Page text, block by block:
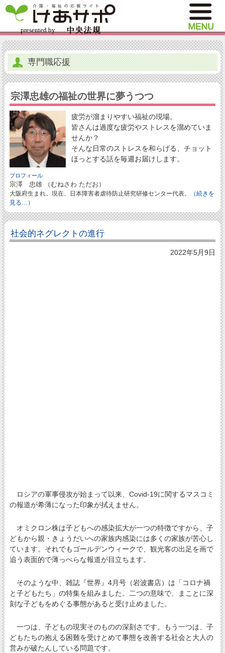
専門職応援
宗澤忠雄の福祉の世界に夢うつつ
疲労が溜まりやすい福祉の現場。
皆さんは過度な疲労やストレスを溜めていま
せんか？
そんな日常のストレスを和らげる、チョット
ほっとする話を毎週お届けします。
プロフィール
宗澤 忠雄 （むねさわ ただお）
大阪府生まれ。現在、日本障害者虐待防止研究研修センター代表。
（続きを
見る…）
社会的ネグレクトの進行
2022年5月9日
ロシアの軍事侵攻が始まって以来、Covid-19に関するマスコミ
の報道が希薄になった印象が拭えません。
オミクロン株は子どもへの感染拡大が一つの特徴ですから、子
どもから親・きょうだいへの家族内感染には多くの家族が苦心し
ています。それでもゴールデンウィークで、観光客の出足を画で
追う表面的で薄っぺらな報道が目立ちます。
そのような中、雑誌『世界』4月号（岩波書店）は「コロナ禍
と子どもたち」の特集を組みました。二つの意味で、まことに深
刻な子どもをめぐる事態があると受け止めました。
一つは、子どもの現実そのものの深刻さです。もう一つは、子
どもたちの抱える困難を受けとめて事態を改善する社会と大人の
営みが破たんしている問題です。